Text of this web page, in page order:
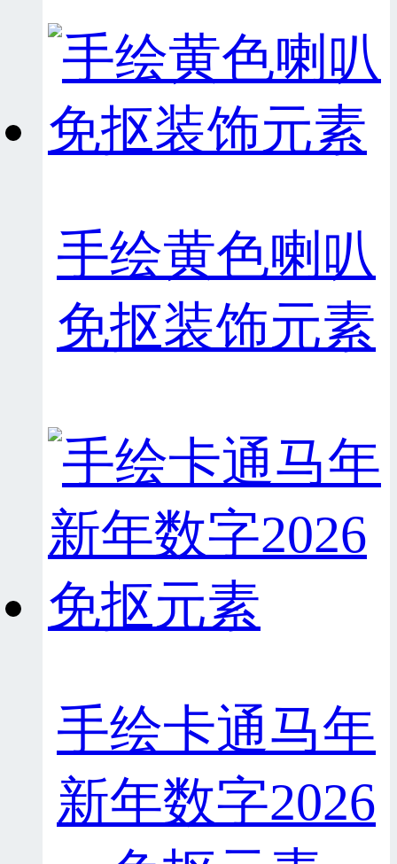
手绘黄色喇叭
免抠装饰元素
手绘卡通马年
新年数字2026